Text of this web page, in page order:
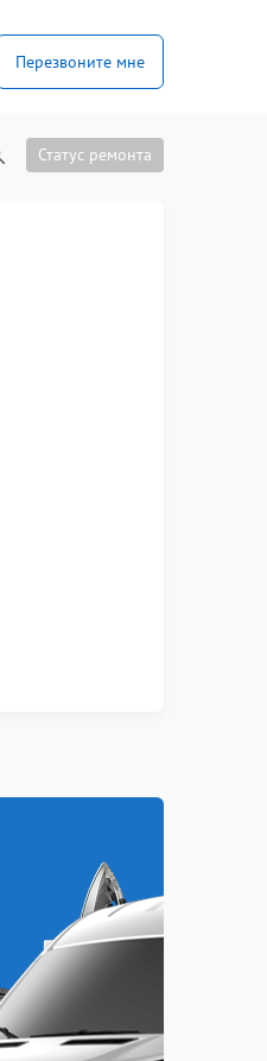
Перезвоните мне
Статус ремонта